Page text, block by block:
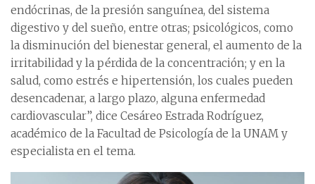
endócrinas, de la presión sanguínea, del sistema
digestivo y del sueño, entre otras; psicológicos, como
la disminución del bienestar general, el aumento de la
irritabilidad y la pérdida de la concentración; y en la
salud, como estrés e hipertensión, los cuales pueden
desencadenar, a largo plazo, alguna enfermedad
cardiovascular”, dice Cesáreo Estrada Rodríguez,
académico de la Facultad de Psicología de la UNAM y
especialista en el tema.